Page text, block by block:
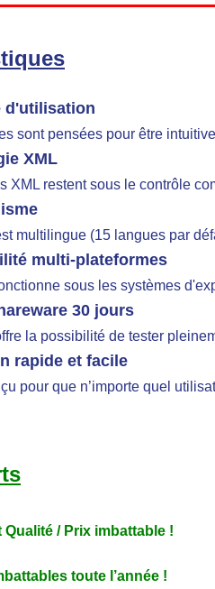
d'utilisation
sont pensées pour être
XML
XML restent sous le contrôle
multilingue (15 langues par
multi‑plateformes
sous les systèmes
30 jours
la possibilité de tester
rapide et facile
pour que n’importe quel
Qualité / Prix imbattable !
toute l’année !